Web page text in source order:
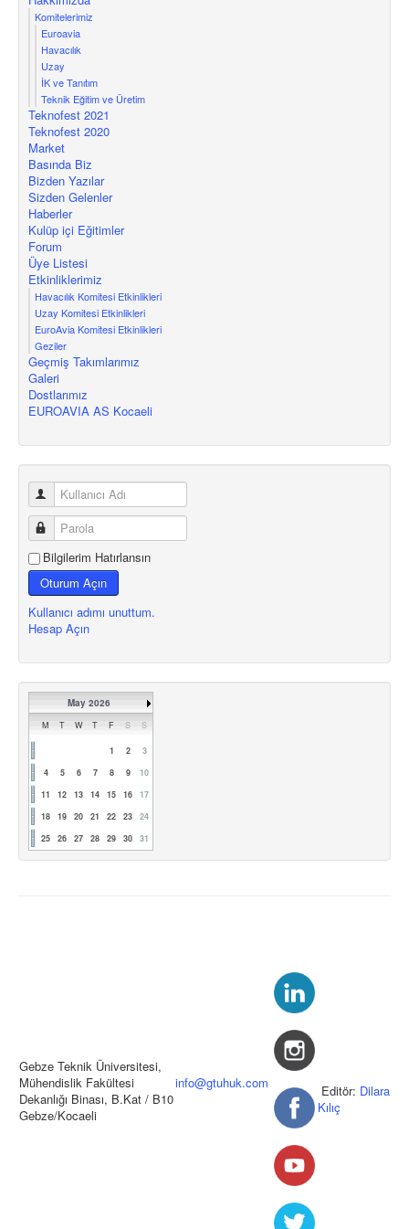
Komitelerimiz
Euroavia
Havacılık
Uzay
İK ve Tanıtım
Teknik Eğitim ve Üretim
Teknofest 2021
Teknofest 2020
Market
Basında Biz
Bizden Yazılar
Sizden Gelenler
Haberler
Kulüp içi Eğitimler
Forum
Üye Listesi
Etkinliklerimiz
Havacılık Komitesi Etkinlikleri
Uzay Komitesi Etkinlikleri
EuroAvia Komitesi Etkinlikleri
Geziler
Geçmiş Takımlarımız
Galeri
Dostlarımız
EUROAVIA AS Kocaeli
Bilgilerim Hatırlansın
Oturum Açın
Kullanıcı adımı unuttum.
Hesap Açın
May 2026
M T W T F S S
1 2
3
4
5 6 7 8 9
10
11
12 13 14 15 16
17
18
19 20 21 22 23
24
25
26 27 28 29 30 31
Gebze Teknik Üniversitesi,
Mühendislik Fakültesi
Dekanlığı Binası, B.Kat / B10
Gebze/Kocaeli
info@gtuhuk.com Editör: Dilara
Kılıç